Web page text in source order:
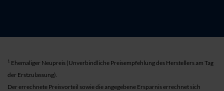
1 Ehemaliger Neupreis (Unverbindliche Preisempfehlung des Herstellers am Tag
der Erstzulassung).
Der errechnete Preisvorteil sowie die angegebene Ersparnis errechnet sich